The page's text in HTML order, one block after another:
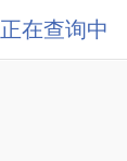
正在查询中